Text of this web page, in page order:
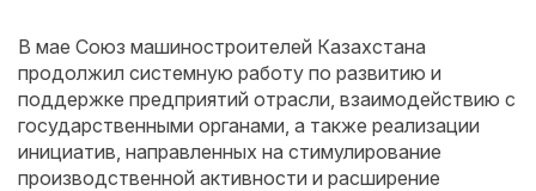
В мае Союз машиностроителей Казахстана
продолжил системную работу по развитию и
поддержке предприятий отрасли, взаимодействию с
государственными органами, а также реализации
инициатив, направленных на стимулирование
производственной активности и расширение